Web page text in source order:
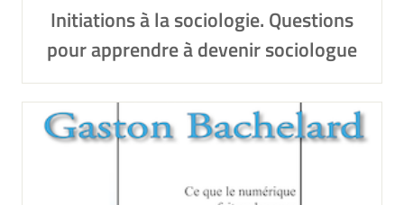
Initiations à la sociologie. Questions
pour apprendre à devenir sociologue